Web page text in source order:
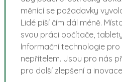
měnící se požadavky
Lidé píší čím dál méně.
svou práci počítače,
Informační technologie pro
nepřítelem. Jsou pro nás
pro další zlepšení a